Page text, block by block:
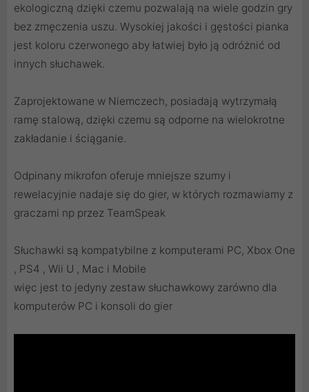
ekologiczną dzięki czemu pozwalają na wiele godzin gry
bez zmęczenia uszu. Wysokiej jakości i gęstości pianka
jest koloru czerwonego aby łatwiej było ją odróżnić od
innych słuchawek.
Zaprojektowane w Niemczech, posiadają wytrzymałą
ramę stalową, dzięki czemu są odporne na wielokrotne
zakładanie i ściąganie.
Odpinany mikrofon oferuje mniejsze szumy i
rewelacyjnie nadaje się do gier, w których rozmawiamy z
graczami np przez TeamSpeak
Słuchawki są kompatybilne z komputerami PC, Xbox One
, PS4 , Wii U , Mac i Mobile
więc jest to jedyny zestaw słuchawkowy zarówno dla
komputerów PC i konsoli do gier